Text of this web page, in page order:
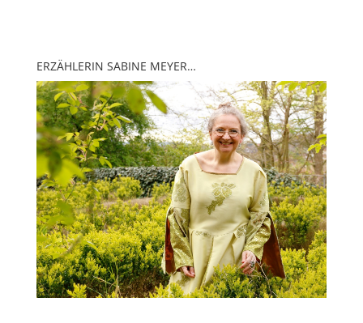
ERZÄHLERIN SABINE MEYER…